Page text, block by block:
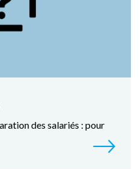
des salariés : pour